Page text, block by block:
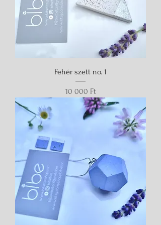
Fehér szett no. 1
Ár
10 000 Ft